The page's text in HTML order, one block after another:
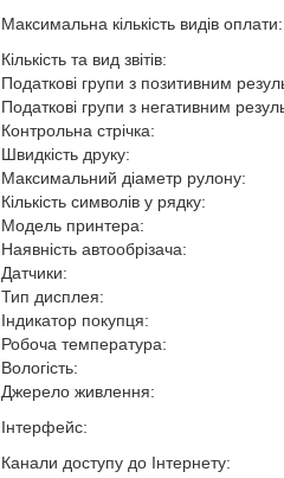
Максимальна кількість видів оплати:
Кількість та вид звітів:
Податкові групи з позитивним
Податкові групи з негативним
Контрольна стрічка:
Швидкість друку:
Максимальний діаметр рулону:
Кількість символів у рядку:
Модель принтера:
Наявність автообрізача:
Датчики:
Тип дисплея:
Індикатор покупця:
Робоча температура:
Вологість:
Джерело живлення:
Інтерфейс:
Канали доступу до Інтернету: